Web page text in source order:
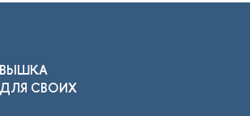
ВЫШКА
ДЛЯ СВОИХ